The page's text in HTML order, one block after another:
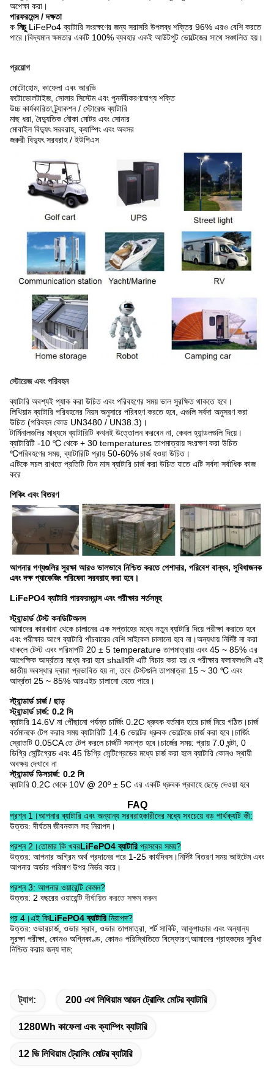
অপেক্ষা করা।
পারফরমেন্স / দক্ষতা
ক নিচু LiFePo4 ব্যাটারি সংরক্ষণের জন্য সরাসরি উপলব্ধ শক্তির 96% এরও বেশি করতে
পারে।বিদ্যমান ক্ষমতার একটি 100% ব্যবহার একই আউটপুট ভোল্টেজের সাথে সঞ্চালিত হয়।
প্রয়োগ
মোটোহোম, কাফেলা এবং আরভি
ফটোভোলটাইজ, সোলার সিস্টেম এবং পুনর্নবীকরণযোগ্য শক্তি
উচ্চ কার্যকারিতা ট্র্যাকশন / স্টোরেজ ব্যাটারি
মাছ ধরা, বৈদ্যুতিক নৌকা মোটর এবং সোনার
মোবাইল বিদ্যুৎ সরবরাহ, ক্যাম্পিং এবং অবসর
জরুরী বিদ্যুৎ সরবরাহ / ইউপিএস
স্টোরেজ এবং পরিবহন
ব্যাটারি অবশ্যই প্যাক করা উচিত এবং পরিবহণের সময় ভাল সুরক্ষিত থাকতে হবে।
লিথিয়াম ব্যাটারি পরিবহনের নিয়ম অনুসারে পরিবহণ করতে হবে, এগুলি সর্বদা অনুসরণ করা
উচিত (পরিবহন কোড UN3480 / UN38.3)।
টার্মিনালগুলির মাধ্যমে ব্যাটারিটি কখনই উত্তোলন করবেন না, কেবল হ্যান্ডলগুলি দিয়ে।
ব্যাটারিটি -10 ℃ থেকে + 30 temperatures তাপমাত্রায় সংরক্ষণ করা উচিত
℃পরিবহণের সময়, ব্যাটারিটি প্রায় 50-60% চার্জ হওয়া উচিত।
এটিকে সচল রাখতে প্রতিটি তিন মাস ব্যাটারি চার্জ করা উচিত যাতে এটি সর্বদা সর্বাধিক কাজ
করে
পিকিং এবং বিতরণ
আপনার পণ্যগুলির সুরক্ষা আরও ভালভাবে নিশ্চিত করতে পেশাদার, পরিবেশ বান্ধব, সুবিধাজনক
এবং দক্ষ প্যাকেজিং পরিষেবা সরবরাহ করা হবে।
LiFePO4 ব্যাটারি পারফরম্যান্স এবং পরীক্ষার শর্তসমূহ
স্ট্যান্ডার্ড টেস্ট কনডিটিঅনস
আমাদের কারখানা থেকে চালানের এক সপ্তাহের মধ্যে নতুন ব্যাটারি দিয়ে পরীক্ষা করাতে হবে
এবং পরীক্ষার আগে ব্যাটারি পাঁচবারের বেশি সাইকেল চালানো হবে না।অন্যথায় নির্দিষ্ট না করা
থাকলে টেস্ট এবং পরিমাপটি 20 ± 5 temperature তাপমাত্রায় এবং 45 ~ 85% এর
আপেক্ষিক আর্দ্রতার মধ্যে করা হবে shallযদি এটি বিচার করা হয় যে পরীক্ষার ফলাফলগুলি এই
জাতীয় অবস্থার দ্বারা প্রভাবিত হয় না, তবে টেস্টগুলি তাপমাত্রা 15 ~ 30 ℃ এবং
আর্দ্রতা 25 ~ 85% আরএইচ চালানো যেতে পারে।
স্ট্যান্ডার্ড চার্জ / ছাড়
স্ট্যান্ডার্ড চার্জ: 0.2 সি
ব্যাটারি 14.6V না পৌঁছানো পর্যন্ত চার্জিং 0.2C ধ্রুবক বর্তমান হারে চার্জ নিয়ে গঠিত।চার্জ
বর্তমানকে টেপ করার সময় ব্যাটারিটি 14.6 ভোল্টের ধ্রুবক ভোল্টেজে চার্জ করা হবে।চার্জিং
স্রোতটি 0.05CA তে টেপ করলে চার্জটি সমাপ্ত হবে।চার্জের সময়: প্রায় 7.0 ঘন্টা, 0
ডিগ্রি সেন্টিগ্রেড এবং 45 ডিগ্রি সেন্টিগ্রেডের মধ্যে চার্জ করা হলে ব্যাটারি কোনও স্থায়ী
অবক্ষয় দেখাবে না
স্ট্যান্ডার্ড ডিসচার্জ: 0.2 সি
ব্যাটারি 0.2C থেকে 10V @ 20º ± 5C এর একটি ধ্রুবক প্রবাহে ছেড়ে দেওয়া হবে
FAQ
প্রশ্ন 1।আপনার ব্যাটারি এবং অন্যান্য সরবরাহকারীদের মধ্যে সবচেয়ে বড় পার্থক্যটি কী:
উত্তর: দীর্ঘতম জীবনকাল সহ নিরাপদ।
প্রশ্ন 2।তোমার কি খবরLiFePO4 ব্যাটারি প্রসবের সময়?
উত্তর: আপনার অগ্রিম অর্থ প্রদানের পরে 1-25 কার্যদিবস।নির্দিষ্ট বিতরণ সময় আইটেম এবং
আপনার অর্ডার পরিমাণ উপর নির্ভর করে।
প্রশ্ন 3: আপনার ওয়ারেন্টি কেমন?
উত্তর: 2 বছরের ওয়ারেন্টি দীর্ঘায়িত করতে সক্ষম করুন
প্র 4।এই কিLiFePO4 ব্যাটারি নিরাপদ?
উত্তর: ওভারচার্জ, ওভার স্রাব, ওভার তাপমাত্রা, শর্ট সার্কিট, আকুপাংচার এবং অন্যান্য
সুরক্ষা পরীক্ষা, কোনও অগ্নিকাণ্ড, কোনও পরিস্থিতিতে বিস্ফোরণ;আমাদের গ্রাহকদের সুবিধা
নিশ্চিত করার জন্য দাম;
ট্যাগ: 200 এথ লিথিয়াম আয়ন ট্রোলিং মোটর ব্যাটারি
1280Wh কাফেলা এবং ক্যাম্পিং ব্যাটারি
12 ভি লিথিয়াম ট্রোলিং মোটর ব্যাটারি